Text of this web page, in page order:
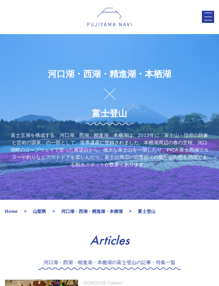
河口湖・西湖・精進湖・本栖湖
富士登山
富士五湖を構成する、河口湖、西湖、精進湖、本栖湖は、2013年に「富士山－信仰の対象
と芸術の源泉」の一部として、世界遺産に登録されました。本栖湖周辺の春の芝桜、河口
湖畔のロープウェイで登った展望台から、雄大な富士山を一望したり、PICA 富士西湖でカ
ヌーや釣りなどアウトドアを楽しんだり、富士山周辺の四季折々の豊かな自然を満喫でき
る観光スポットが数多くあります。
Home 山梨県 河口湖・西湖・精進湖・本栖湖 富士登山
Articles
河口湖・西湖・精進湖・本栖湖の富士登山の記事・特集一覧
2018/07/19 Column